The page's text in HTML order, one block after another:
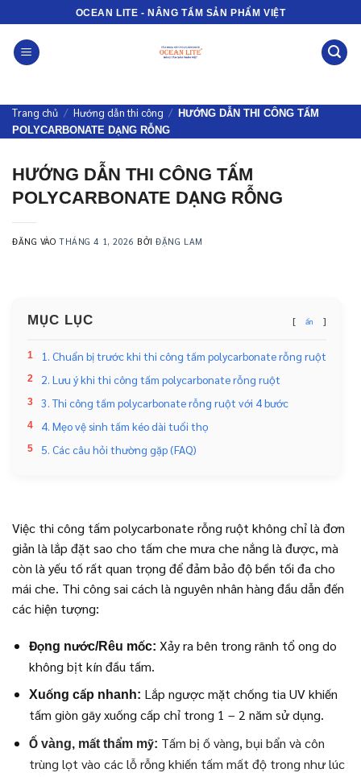
qua
nội
dung
OCEAN LITE - NÂNG TẦM SẢN PHẨM VIỆT
Trang chủ / Hướng dẫn thi công / HƯỚNG DẪN THI CÔNG TẤM
POLYCARBONATE DẠNG RỖNG
HƯỚNG DẪN THI CÔNG TẤM
POLYCARBONATE DẠNG RỖNG
ĐĂNG VÀOTHÁNG 4 1, 2026 BỞIĐẶNG LAM
MỤC LỤC ẩn
1 1. Chuẩn bị trước khi thi công tấm polycarbonate rỗng ruột
2 2. Lưu ý khi thi công tấm polycarbonate rỗng ruột
3 3. Thi công tấm polycarbonate rỗng ruột với 4 bước
4 4. Mẹo vệ sinh tấm kéo dài tuổi thọ
5 5. Các câu hỏi thường gặp (FAQ)
Việc thi công tấm polycarbonate rỗng ruột không chỉ là đơn
giản là lắp đặt sao cho tấm che mưa che nắng là được, mà
còn là yếu tố rất quan trọng để đảm bảo độ bền tối đa cho
mái che. Thi công sai cách là nguyên nhân hàng đầu dẫn đến
các hiện tượng:
Đọng nước/Rêu mốc: Xảy ra bên trong rãnh tổ ong do
không bịt kín đầu tấm.
Xuống cấp nhanh: Lắp ngược mặt chống tia UV khiến
tấm giòn gãy xuống cấp chỉ trong 1 – 2 năm sử dụng.
Ố vàng, mất thẩm mỹ: Tấm bị ố vàng, bụi bẩn và côn
trùng lọt vào các lỗ rỗng khiến tấm mất độ trong như lúc